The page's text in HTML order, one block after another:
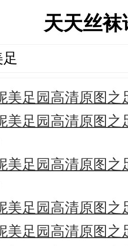
天天丝
美足园高清原图
美足园高清原图
美足园高清原图
美足园高清原图
美足园高清原图